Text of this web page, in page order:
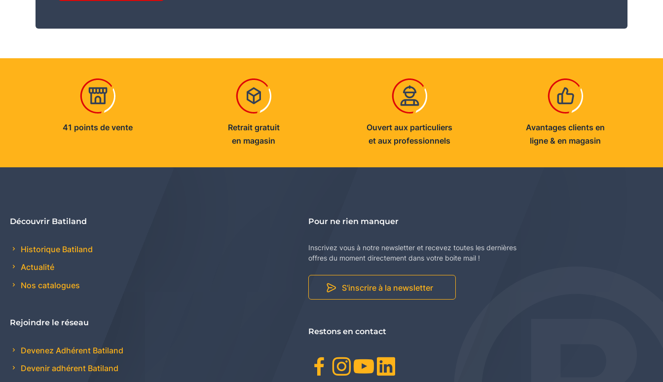
41 points de vente
Retrait gratuit
en magasin
Ouvert aux particuliers
et aux professionnels
Avantages clients en
ligne & en magasin
Découvrir Batiland
Historique Batiland
Actualité
Nos catalogues
Rejoindre le réseau
Devenez Adhérent Batiland
Devenir adhérent Batiland
Pour ne rien manquer
Inscrivez vous à notre newsletter et recevez toutes les dernières
offres du moment directement dans votre boite mail !
S'inscrire à la newsletter
Restons en contact
Facebook
Instagram
Youtube